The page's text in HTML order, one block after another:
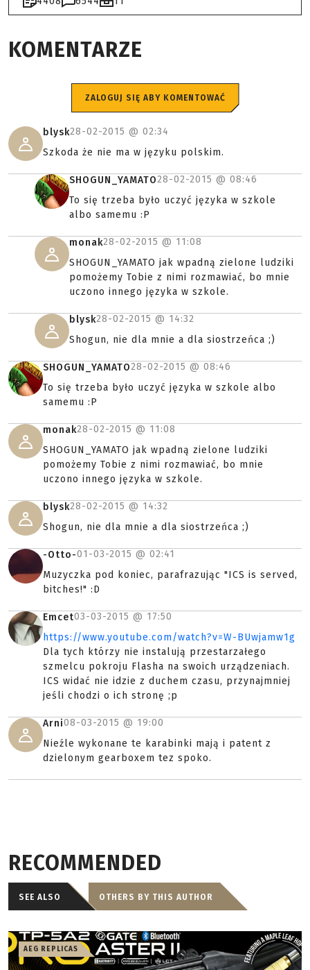
KOMENTARZE
ZALOGUJ SIĘ ABY KOMENTOWAĆ
blysk28-02-2015 @ 02:34
Szkoda że nie ma w języku polskim.
SHOGUN_YAMATO28-02-2015 @ 08:46
To się trzeba było uczyć języka w szkole
albo samemu :P
monak28-02-2015 @ 11:08
SHOGUN_YAMATO jak wpadną zielone ludziki
pomożemy Tobie z nimi rozmawiać, bo mnie
uczono innego języka w szkole.
blysk28-02-2015 @ 14:32
Shogun, nie dla mnie a dla siostrzeńca ;)
SHOGUN_YAMATO28-02-2015 @ 08:46
To się trzeba było uczyć języka w szkole albo
samemu :P
monak28-02-2015 @ 11:08
SHOGUN_YAMATO jak wpadną zielone ludziki
pomożemy Tobie z nimi rozmawiać, bo mnie
uczono innego języka w szkole.
blysk28-02-2015 @ 14:32
Shogun, nie dla mnie a dla siostrzeńca ;)
-Otto-01-03-2015 @ 02:41
Muzyczka pod koniec, parafrazując "ICS is served,
bitches!" :D
Emcet03-03-2015 @ 17:50
https://www.youtube.com/watch?v=W-BUwjamw1g
Dla tych którzy nie instalują przestarzałego
szmelcu pokroju Flasha na swoich urządzeniach.
ICS widać nie idzie z duchem czasu, przynajmniej
jeśli chodzi o ich stronę ;p
Arni08-03-2015 @ 19:00
Nieźle wykonane te karabinki mają i patent z
dzielonym gearboxem tez spoko.
RECOMMENDED
SEE ALSO OTHERS BY THIS AUTHOR
AEG REPLICAS